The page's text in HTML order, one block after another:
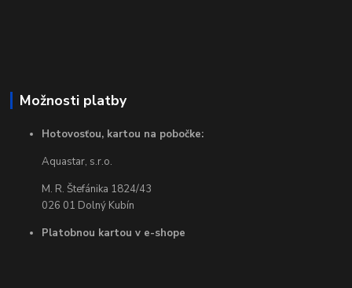
Možnosti platby
Hotovosťou, kartou na pobočke:
Aquastar, s.r.o.
M. R. Štefánika 1824/43
026 01 Dolný Kubín
Platobnou kartou v e-shope